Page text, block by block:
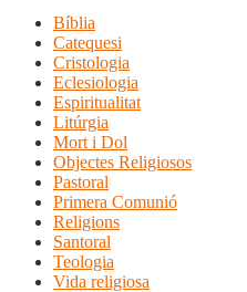
Bíblia
Catequesi
Cristologia
Eclesiologia
Espiritualitat
Litúrgia
Mort i Dol
Objectes Religiosos
Pastoral
Primera Comunió
Religions
Santoral
Teologia
Vida religiosa